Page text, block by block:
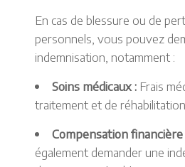
En cas de blessure ou de
personnels, vous pouvez
indemnisation, notamment :
Soins médicaux : Frais
traitement et de réhabilitation
Compensation financière
également demander une